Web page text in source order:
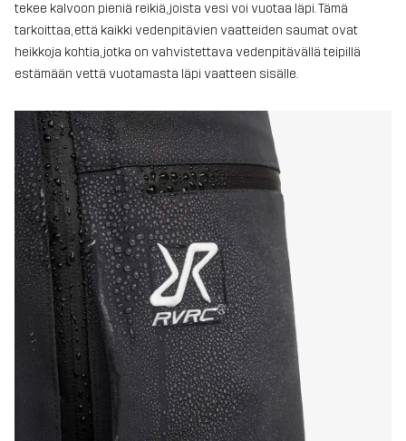
tekee kalvoon pieniä reikiä, joista vesi voi vuotaa läpi. Tämä
tarkoittaa, että kaikki vedenpitävien vaatteiden saumat ovat
heikkoja kohtia, jotka on vahvistettava vedenpitävällä teipillä
estämään vettä vuotamasta läpi vaatteen sisälle.